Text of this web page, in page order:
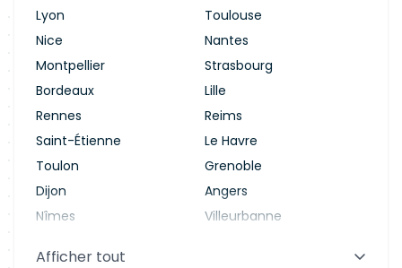
Lyon
Toulouse
Nice
Nantes
Montpellier
Strasbourg
Bordeaux
Lille
Rennes
Reims
Saint-Étienne
Le Havre
Toulon
Grenoble
Dijon
Angers
Nîmes
Villeurbanne
Afficher tout